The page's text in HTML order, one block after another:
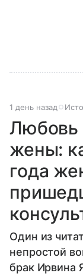
1 день назад
Любовь
жены:
года
Один из
непростой
брак Ирвина